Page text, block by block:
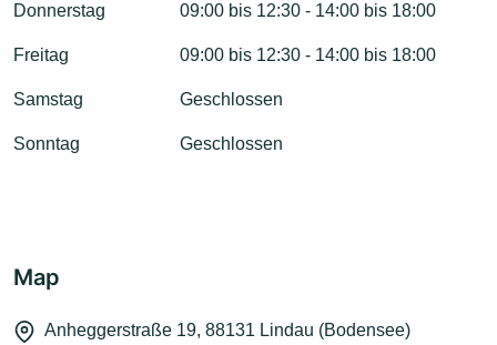
Donnerstag 09:00 bis 12:30 - 14:00 bis 18:00
Freitag 09:00 bis 12:30 - 14:00 bis 18:00
Samstag Geschlossen
Sonntag Geschlossen
Map
Anheggerstraße 19, 88131 Lindau (Bodensee)